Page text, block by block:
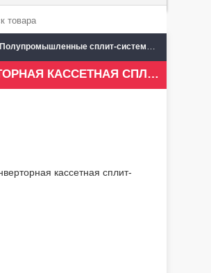
Полупромышленные сплит-системы »
ИНВЕРТОРНАЯ КАССЕТНАЯ СПЛИТ-СИСТЕМА TOSHIBA RAV-SM1604UT-E/RAV-SM1603AT-E